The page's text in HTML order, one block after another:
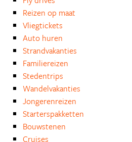
Reizen op maat
Vliegtickets
Auto huren
Strandvakanties
Familiereizen
Stedentrips
Wandelvakanties
Jongerenreizen
Starterspakketten
Bouwstenen
Cruises